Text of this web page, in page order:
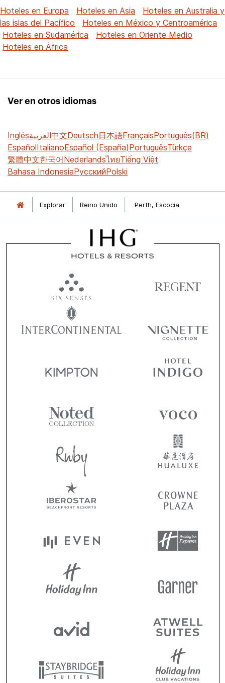
Hoteles en Europa
Hoteles en Asia
Hoteles en Australia y
las islas del Pacífico
Hoteles en México y Centroamérica
Hoteles en Sudamérica
Hoteles en Oriente Medio
Hoteles en África
Ver en otros idiomas
Inglésالعربية中文Deutsch日本語FrançaisPortuguês(BR)
EspañolItalianoEspañol (España)PortuguêsTürkçe
繁體中文한국어NederlandsไทยTiếng Việt
Bahasa IndonesiaРусскийPolski
Explorar Reino Unido Perth, Escocia